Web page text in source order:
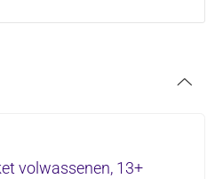
volwassenen, 13+